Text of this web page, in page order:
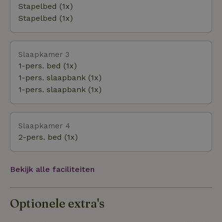
verjaardagen, diploma-uitreikingen, jubilea tot laat -
Groepsvakanties: yoga retraite, vrijgezellenfeesten,
Stapelbed (1x)
Stapelbed (1x)
Slaapkamer 3
1-pers. bed (1x)
1-pers. slaapbank (1x)
1-pers. slaapbank (1x)
Slaapkamer 4
2-pers. bed (1x)
Bekijk alle faciliteiten
Optionele extra's